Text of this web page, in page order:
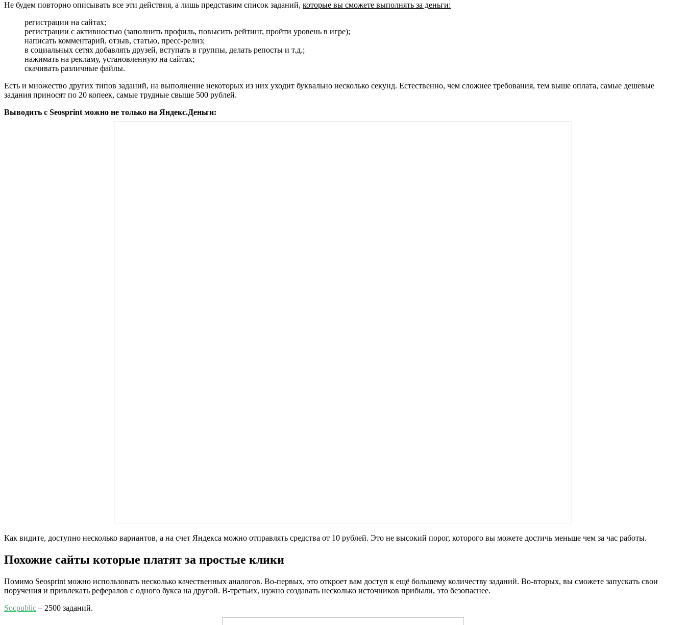
Не будем повторно описывать все эти действия, а лишь представим список заданий, которые вы сможете выполнять за деньги:
регистрации на сайтах;
регистрации с активностью (заполнить профиль, повысить рейтинг, пройти уровень в игре);
написать комментарий, отзыв, статью, пресс-релиз;
в социальных сетях добавлять друзей, вступать в группы, делать репосты и т.д.;
нажимать на рекламу, установленную на сайтах;
скачивать различные файлы.
Есть и множество других типов заданий, на выполнение некоторых из них уходит буквально несколько секунд. Естественно, чем сложнее требования, тем выше оплата, самые дешевые
задания приносят по 20 копеек, самые трудные свыше 500 рублей.
Выводить с Seosprint можно не только на Яндекс.Деньги:
Как видите, доступно несколько вариантов, а на счет Яндекса можно отправлять средства от 10 рублей. Это не высокий порог, которого вы можете достичь меньше чем за час работы.
Похожие сайты которые платят за простые клики
Помимо Seosprint можно использовать несколько качественных аналогов. Во-первых, это откроет вам доступ к ещё большему количеству заданий. Во-вторых, вы сможете запускать свои
поручения и привлекать рефералов с одного букса на другой. В-третьих, нужно создавать несколько источников прибыли, это безопаснее.
Socpublic – 2500 заданий.